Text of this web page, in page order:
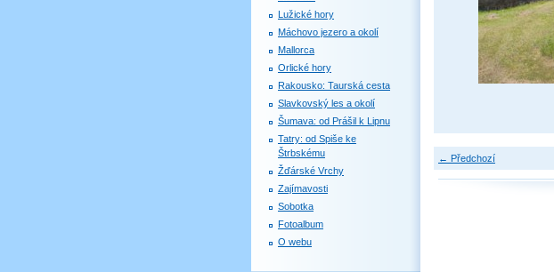
← Předchozí
Lužické hory
Máchovo jezero a okolí
Mallorca
Orlické hory
Rakousko: Taurská cesta
Slavkovský les a okolí
Šumava: od Prášil k Lipnu
Tatry: od Spiše ke
Štrbskému
Žďárské Vrchy
Zajímavosti
Sobotka
Fotoalbum
O webu